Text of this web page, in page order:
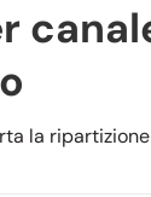
la